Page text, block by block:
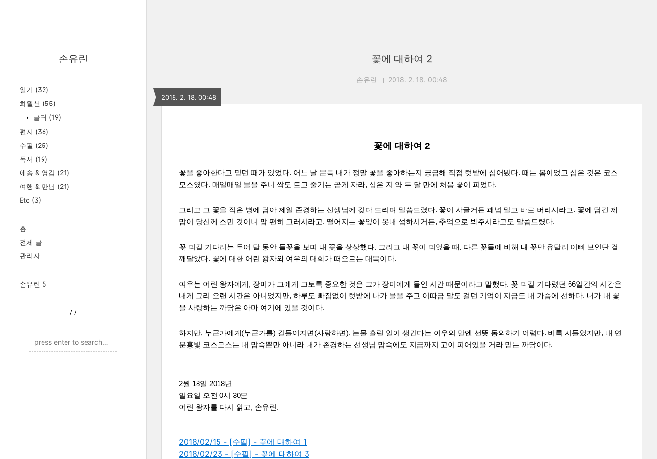
손유린
일기 (32)
화월선 (55)
글귀 (19)
편지 (36)
수필 (25)
독서 (19)
애송 & 영감 (21)
여행 & 만남 (21)
Etc (3)
홈
전체 글
관리자
손유린 5
/ /
꽃에 대하여 2
손유린 2018. 2. 18. 00:48
2018. 2. 18. 00:48
꽃에 대하여 2
꽃을 좋아한다고 믿던 때가 있었다. 어느 날 문득 내가 정말 꽃을 좋아하는지 궁금해 직접 텃밭에 심어봤다. 때는 봄이었고 심은 것은 코스
모스였다. 매일매일 물을 주니 싹도 트고 줄기는 곧게 자라, 심은 지 약 두 달 만에 처음 꽃이 피었다.
그리고 그 꽃을 작은 병에 담아 제일 존경하는 선생님께 갖다 드리며 말씀드렸다. 꽃이 사글거든 괘념 말고 바로 버리시라고. 꽃에 담긴 제
맘이 당신께 스민 것이니 맘 편히 그러시라고. 떨어지는 꽃잎이 못내 섭하시거든, 추억으로 봐주시라고도 말씀드렸다.
꽃 피길 기다리는 두어 달 동안 들꽃을 보며 내 꽃을 상상했다. 그리고 내 꽃이 피었을 때, 다른 꽃들에 비해 내 꽃만 유달리 이뻐 보인단 걸
깨달았다. 꽃에 대한 어린 왕자와 여우의 대화가 떠오르는 대목이다.
여우는 어린 왕자에게, 장미가 그에게 그토록 중요한 것은 그가 장미에게 들인 시간 때문이라고 말했다. 꽃 피길 기다렸던 66일간의 시간은
내게 그리 오랜 시간은 아니었지만, 하루도 빠짐없이 텃밭에 나가 물을 주고 이따금 말도 걸던 기억이 지금도 내 가슴에 선하다. 내가 내 꽃
을 사랑하는 까닭은 아마 여기에 있을 것이다.
하지만, 누군가에게(누군가를) 길들여지면(사랑하면), 눈물 흘릴 일이 생긴다는 여우의 말엔 선뜻 동의하기 어렵다. 비록 시들었지만, 내 연
분홍빛 코스모스는 내 맘속뿐만 아니라 내가 존경하는 선생님 맘속에도 지금까지 고이 피어있을 거라 믿는 까닭이다.
2월 18일 2018년
일요일 오전 0시 30분
어린 왕자를 다시 읽고, 손유린.
2018/02/15 - [수필] - 꽃에 대하여 1
2018/02/23 - [수필] - 꽃에 대하여 3